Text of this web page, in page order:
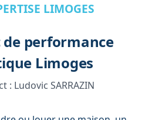
LIMOGES
performance
Limoges
: Ludovic SARRAZIN